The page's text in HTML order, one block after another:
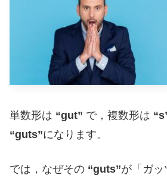
単数形は “gut” で，複数形は
“guts”になります。
では，なぜその “guts”が「ガ